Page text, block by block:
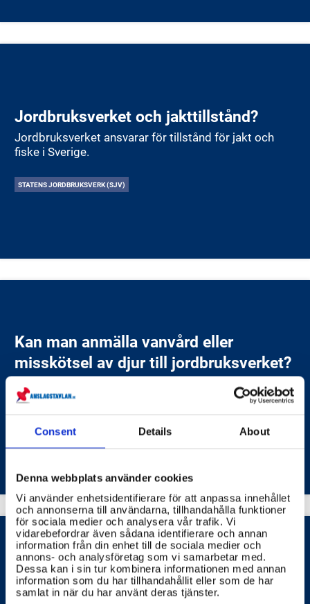
Consent Details About
Denna webbplats använder cookies
Vi använder enhetsidentifierare för att anpassa innehållet
och annonserna till användarna, tillhandahålla funktioner
för sociala medier och analysera vår trafik. Vi
vidarebefordrar även sådana identifierare och annan
information från din enhet till de sociala medier och
annons- och analysföretag som vi samarbetar med.
Dessa kan i sin tur kombinera informationen med annan
information som du har tillhandahållit eller som de har
samlat in när du har använt deras tjänster.
Jordbruksverket och jakttillstånd?
Jordbruksverket ansvarar för tillstånd för jakt och
fiske i Sverige.
STATENS JORDBRUKSVERK (SJV)
Kan man anmälla vanvård eller
misskötsel av djur till jordbruksverket?
Ja, du kan anmäla misstänkt vanvård eller misskötsel
av djur till Jordbruksverket.
STATENS JORDBRUKSVERK (SJV)
Hur anmäler man en Veterinär?